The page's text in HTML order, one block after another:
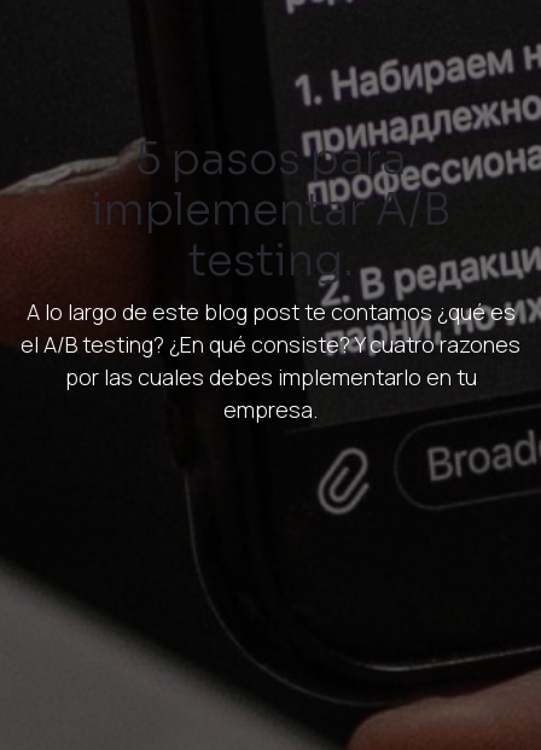
5 pasos para
implementar A/B
testing.
A lo largo de este blog post te contamos ¿qué es
el A/B testing? ¿En qué consiste? Y cuatro razones
por las cuales debes implementarlo en tu
empresa.